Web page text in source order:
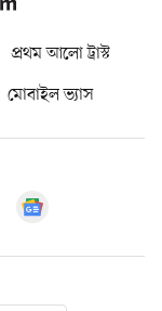
প্রথম আলো ট্রাস্ট
মোবাইল ভ্যাস